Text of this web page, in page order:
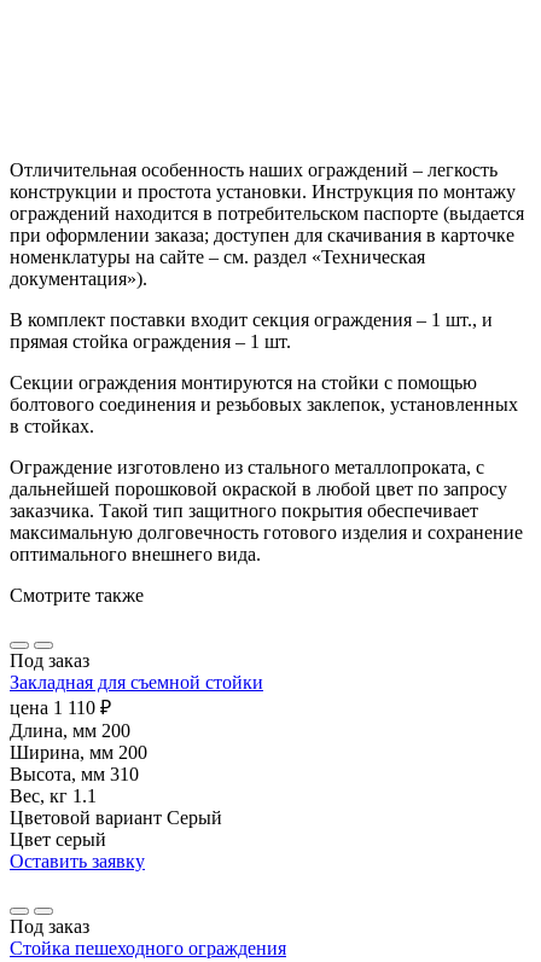
Отличительная особенность наших ограждений – легкость
конструкции и простота установки. Инструкция по монтажу
ограждений находится в потребительском паспорте (выдается
при оформлении заказа; доступен для скачивания в карточке
номенклатуры на сайте – см. раздел «Техническая
документация»).
В комплект поставки входит секция ограждения – 1 шт., и
прямая стойка ограждения – 1 шт.
Секции ограждения монтируются на стойки с помощью
болтового соединения и резьбовых заклепок, установленных
в стойках.
Ограждение изготовлено из стального металлопроката, с
дальнейшей порошковой окраской в любой цвет по запросу
заказчика. Такой тип защитного покрытия обеспечивает
максимальную долговечность готового изделия и сохранение
оптимального внешнего вида.
Смотрите также
Под заказ
Закладная для съемной стойки
цена 1 110 ₽
Длина, мм 200
Ширина, мм 200
Высота, мм 310
Вес, кг 1.1
Цветовой вариант Серый
Цвет серый
Оставить заявку
Под заказ
Стойка пешеходного ограждения